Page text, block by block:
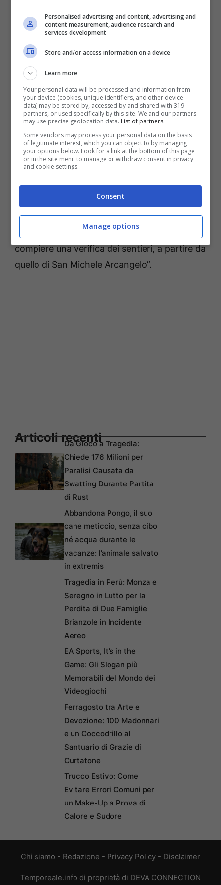
abbassare la guardia. Le montagne del sud
pontino in questi giorni stanno tornando ad
essere frequentate e l’inizio della stagione
estiva porta sempre con sé la piaga degli
incendi. La vigilanza va dunque potenziata,
per evitare danni al patrimonio naturale come
quelli dello scorso anno. Ho dunque inviato
una nota al direttore Giorgio De Marchis,
ricordandogli la sua promessa, fatta
nell’autunno scorso, su una maggiore
sorveglianza dei luoghi attraverso il
potenziamento dei guardaparco, con due
unità da impiegare sul versante formiano.
Visto il prossimo affollamento dell’area
naturale, ho inoltre chiesto al direttore di far
compiere una verifica dei sentieri, a partire da
quello di San Michele Arcangelo”.
Articoli recentiDa Gioco a Tragedia:
Chiede 176 Milioni per
Paralisi Causata da
Swatting Durante Partita
di Rust
Abbandona Pongo, il suo
cane meticcio, senza cibo
né acqua durante le
vacanze: l’animale salvato
in extremis
Tragedia in Perù: Monza e
Seregno in Lutto per la
Perdita di Due Famiglie
Brianzole in Incidente
Aereo
EA Sports, It’s in the
Game: Gli Slogan più
Memorabili del Mondo dei
Videogiochi
Ferragosto tra Arte e
Devozione: 100 Madonnari
e un Coccodrillo al
Santuario di Grazie di
Curtatone
Trucco Estivo: Come
Evitare Errori Comuni per
un Make-Up a Prova di
Calore e Sudore
Chi siamo - Redazione - Privacy Policy - Disclaimer
Temporeale.info di proprietà di DEVA CONNECTION
Personalised advertising and content, advertising and
content measurement, audience research and
services development
Store and/or access information on a device
Learn more
Your personal data will be processed and information from
your device (cookies, unique identifiers, and other device
data) may be stored by, accessed by and shared with 319
partners, or used specifically by this site. We and our partners
may use precise geolocation data. List of partners.
Some vendors may process your personal data on the basis
of legitimate interest, which you can object to by managing
your options below. Look for a link at the bottom of this page
or in the site menu to manage or withdraw consent in privacy
and cookie settings.
Consent
Manage options